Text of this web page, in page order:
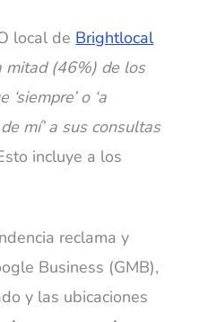
local de Brightlocal
mitad (46%) de los
o ‘a
mí’ a sus consultas
incluye a los
reclama y
Business (GMB),
y las ubicaciones